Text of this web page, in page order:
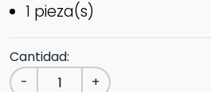
1 pieza(s)
Cantidad:
-
+